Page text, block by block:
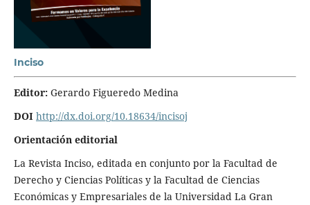
Inciso
Editor:Gerardo Figueredo Medina
DOI http://dx.doi.org/10.18634/incisoj
Orientación editorial
La Revista Inciso, editada en conjunto por la Facultad de
Derecho y Ciencias Políticas y la Facultad de Ciencias
Económicas y Empresariales de la Universidad La Gran